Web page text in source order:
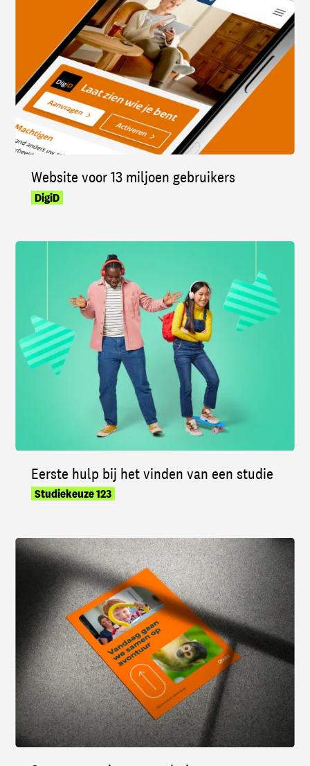
Website voor 13 miljoen gebruikers
DigiD
Eerste hulp bij het vinden van een studie
Studiekeuze 123